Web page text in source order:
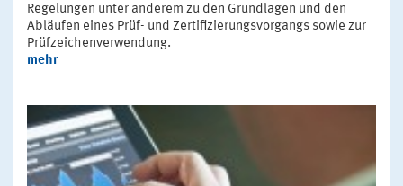
Regelungen unter anderem zu den Grundlagen und den
Abläufen eines Prüf- und Zertifizierungsvorgangs sowie zur
Prüfzeichenverwendung.
mehr